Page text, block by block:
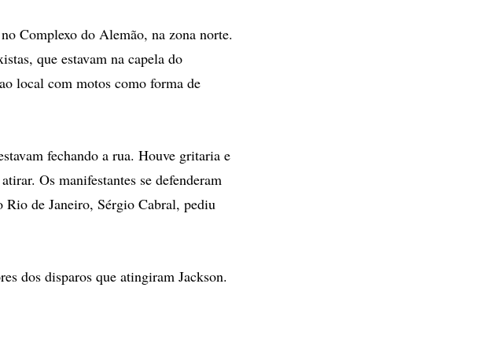
Complexo do Alemão, na zona norte.
que estavam na capela do
local com motos como forma de
fechando a rua. Houve gritaria e
Os manifestantes se defenderam
Rio de Janeiro, Sérgio Cabral, pediu
dos disparos que atingiram Jackson.